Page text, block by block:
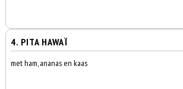
4. PITA HAWAÏ
met ham, ananas en kaas